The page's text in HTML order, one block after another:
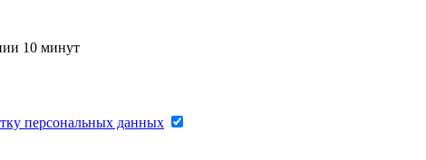
10 минут
персональных данных